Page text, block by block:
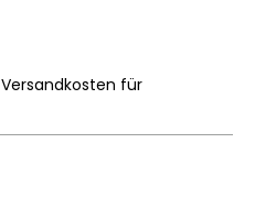
Versandkosten für